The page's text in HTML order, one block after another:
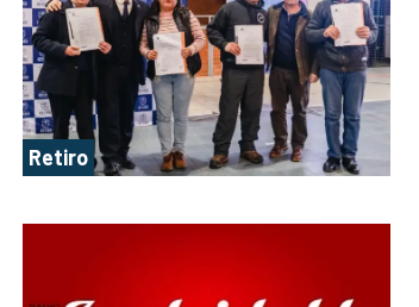
Retiro